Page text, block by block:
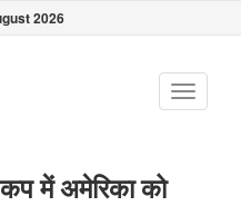
2026
Toggle
में अमेरिका को